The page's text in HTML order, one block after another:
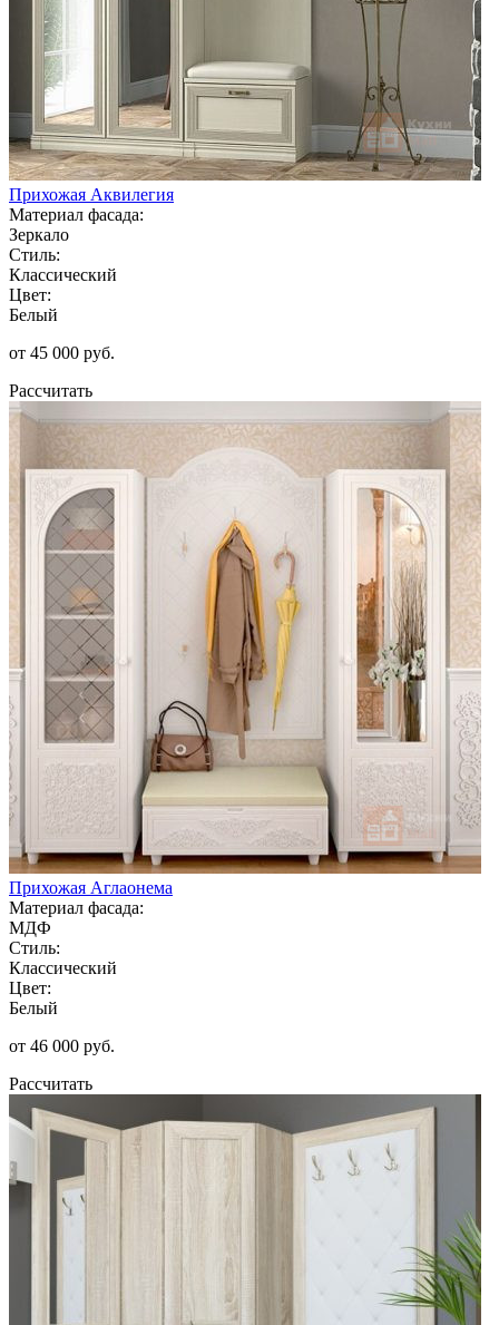
Прихожая Аквилегия
Материал фасада:
Зеркало
Стиль:
Классический
Цвет:
Белый
от 45 000 руб.
Рассчитать
Прихожая Аглаонема
Материал фасада:
МДФ
Стиль:
Классический
Цвет:
Белый
от 46 000 руб.
Рассчитать